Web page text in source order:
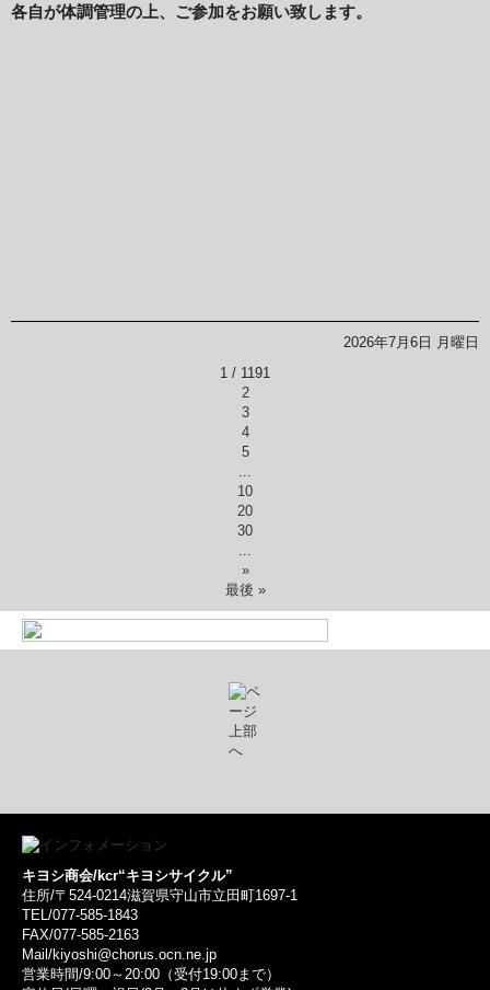
各自が体調管理の上、ご参加をお願い致します。
2026年7月6日 月曜日
1 / 1191
2
3
4
5
...
10
20
30
...
»
最後 »
キヨシ商会/kcr“キヨシサイクル”
住所/〒524-0214滋賀県守山市立田町1697-1
TEL/077-585-1843
FAX/077-585-2163
Mail/kiyoshi@chorus.ocn.ne.jp
営業時間/9:00～20:00（受付19:00まで）